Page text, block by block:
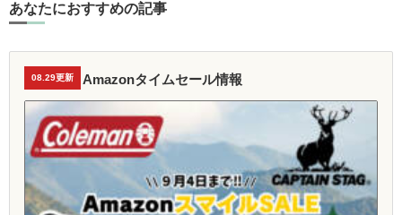
あなたにおすすめの記事
08.29更新 Amazonタイムセール情報